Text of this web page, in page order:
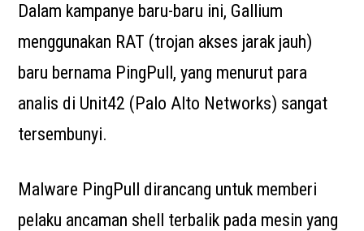
Dalam kampanye baru-baru ini, Gallium
menggunakan RAT (trojan akses jarak jauh)
baru bernama PingPull, yang menurut para
analis di Unit42 (Palo Alto Networks) sangat
tersembunyi.
Malware PingPull dirancang untuk memberi
pelaku ancaman shell terbalik pada mesin yang